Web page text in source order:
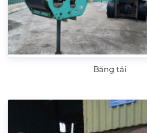
Băng tải